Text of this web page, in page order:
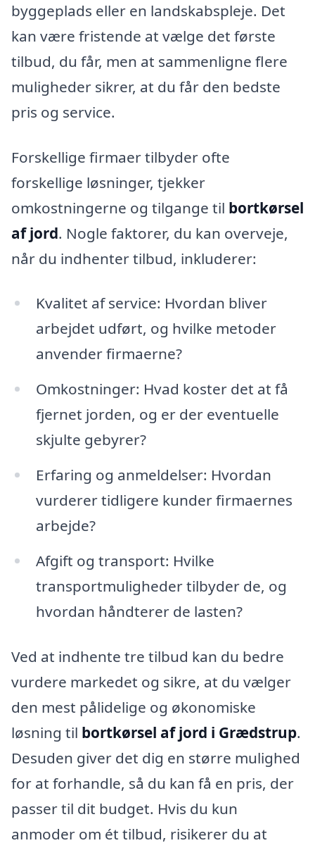
byggeplads eller en landskabspleje. Det
kan være fristende at vælge det første
tilbud, du får, men at sammenligne flere
muligheder sikrer, at du får den bedste
pris og service.
Forskellige firmaer tilbyder ofte
forskellige løsninger, tjekker
omkostningerne og tilgange til bortkørsel
af jord. Nogle faktorer, du kan overveje,
når du indhenter tilbud, inkluderer:
Kvalitet af service: Hvordan bliver
arbejdet udført, og hvilke metoder
anvender firmaerne?
Omkostninger: Hvad koster det at få
fjernet jorden, og er der eventuelle
skjulte gebyrer?
Erfaring og anmeldelser: Hvordan
vurderer tidligere kunder firmaernes
arbejde?
Afgift og transport: Hvilke
transportmuligheder tilbyder de, og
hvordan håndterer de lasten?
Ved at indhente tre tilbud kan du bedre
vurdere markedet og sikre, at du vælger
den mest pålidelige og økonomiske
løsning til bortkørsel af jord i Grædstrup.
Desuden giver det dig en større mulighed
for at forhandle, så du kan få en pris, der
passer til dit budget. Hvis du kun
anmoder om ét tilbud, risikerer du at